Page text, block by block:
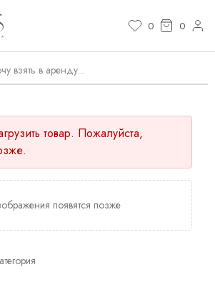
0 0
товар. Пожалуйста,
появятся позже